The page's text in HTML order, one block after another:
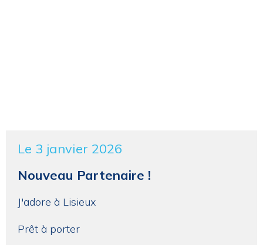
Le 3 janvier 2026
Nouveau Partenaire !
J'adore à Lisieux
Prêt à porter